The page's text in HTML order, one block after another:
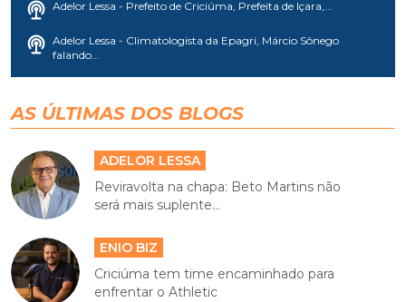
Adelor Lessa - Prefeito de Criciúma, Prefeita de Içara,...
Adelor Lessa - Climatologista da Epagri, Márcio Sônego
falando...
AS ÚLTIMAS DOS BLOGS
ADELOR LESSA
Reviravolta na chapa: Beto Martins não
será mais suplente...
ENIO BIZ
Criciúma tem time encaminhado para
enfrentar o Athletic